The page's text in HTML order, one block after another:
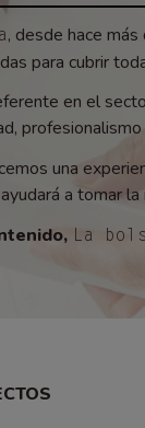
, desde hace
para cubrir
en el
una
a tomar
La